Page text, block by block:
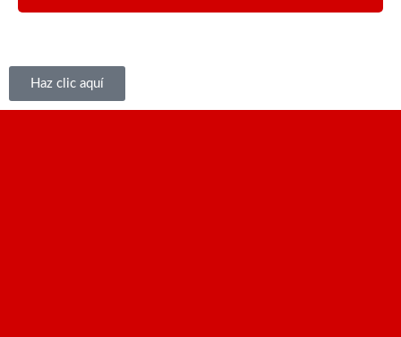
Haz clic aquí